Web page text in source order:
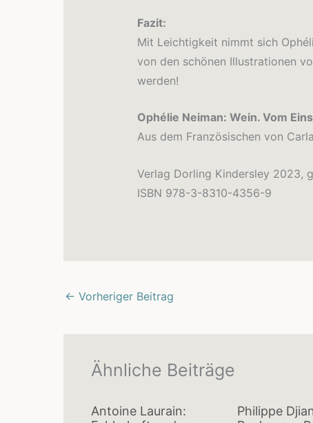
Fazit:
Mit Leichtigkeit nimmt sich
von den schönen Illustrationen
werden!
Ophélie Neiman: Wein. Vom
Aus dem Französischen von
Verlag Dorling Kindersley 2023,
ISBN 978-3-8310-4356-9
← Vorheriger Beitrag
Ähnliche Beiträge
Antoine Laurain:
Philippe